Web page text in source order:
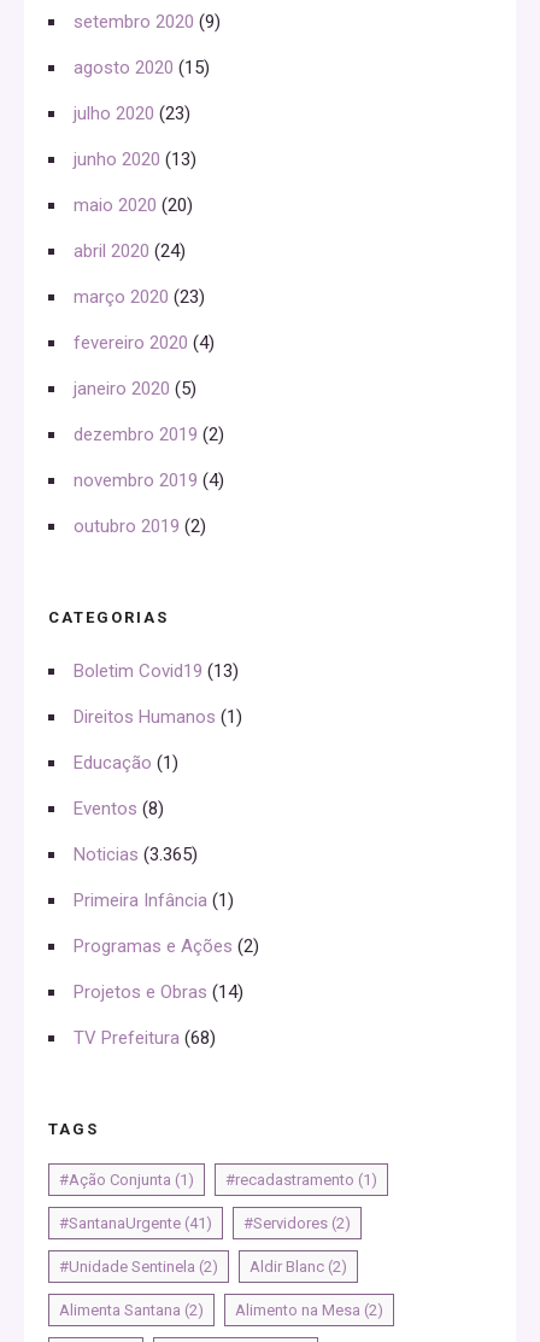
setembro 2020 (9)
agosto 2020 (15)
julho 2020 (23)
junho 2020 (13)
maio 2020 (20)
abril 2020 (24)
março 2020 (23)
fevereiro 2020 (4)
janeiro 2020 (5)
dezembro 2019 (2)
novembro 2019 (4)
outubro 2019 (2)
CATEGORIAS
Boletim Covid19 (13)
Direitos Humanos (1)
Educação (1)
Eventos (8)
Noticias (3.365)
Primeira Infância (1)
Programas e Ações (2)
Projetos e Obras (14)
TV Prefeitura (68)
TAGS
#Ação Conjunta (1) #recadastramento (1)
#SantanaUrgente (41) #Servidores (2)
#Unidade Sentinela (2) Aldir Blanc (2)
Alimenta Santana (2) Alimento na Mesa (2)